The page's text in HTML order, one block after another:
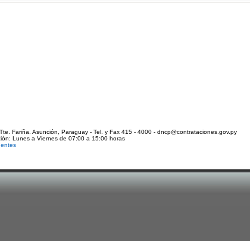
Fariña. Asunción, Paraguay - Tel. y Fax 415 - 4000 - dncp@contrataciones.gov.py
Lunes a Viernes de 07:00 a 15:00 horas